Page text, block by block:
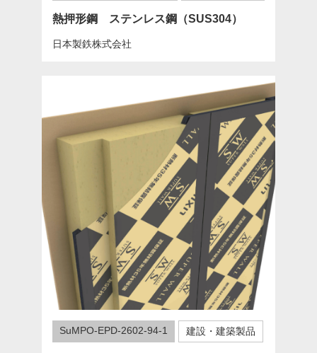
熱押形鋼 ステンレス鋼（SUS304）
日本製鉄株式会社
SuMPO-EPD-2602-94-1 建設・建築製品